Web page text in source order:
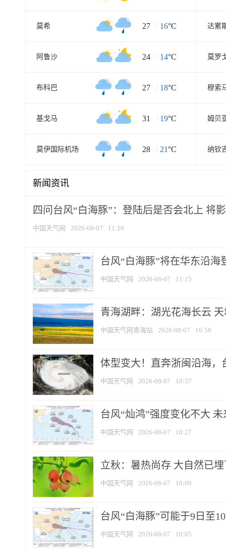
莫希 27 / 16°C 达累
阿鲁沙 24 / 14°C 莫罗
布科巴 27 / 18°C 穆索
基戈马 31 / 19°C 姆贝
莫伊国际机场 28 / 21°C 纳钦
新闻资讯
四问台风“白海豚”：登陆后是否会北上 将
中国天气网 2026-08-07 11:20
台风“白海豚”将在华东沿
中国天气网 2026-08-07 11:15
青海湖畔：湖光花海长云
中国天气网青海站 2026-08-07 10:58
体型变大！直奔浙闽沿海，
中国天气网 2026-08-07 10:57
台风“灿鸿”强度变化不大
中国天气网 2026-08-07 10:27
立秋：暑热尚存 大自然已
中国天气网 2026-08-07 10:09
台风“白海豚”可能于9日至
中国天气网 2026-08-07 10:05